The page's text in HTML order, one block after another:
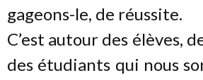
gageons-le, de réussite.
C’est autour des élèves,
des étudiants qui nous